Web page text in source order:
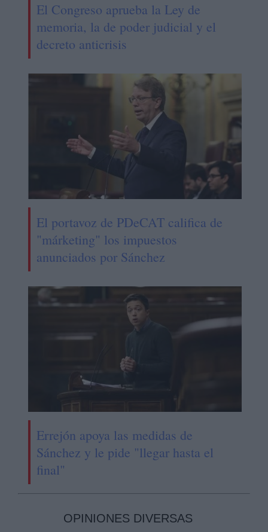
El Congreso aprueba la Ley de
memoria, la de poder judicial y el
decreto anticrisis
El portavoz de PDeCAT califica de
"márketing" los impuestos
anunciados por Sánchez
Errejón apoya las medidas de
Sánchez y le pide "llegar hasta el
final"
OPINIONES DIVERSAS